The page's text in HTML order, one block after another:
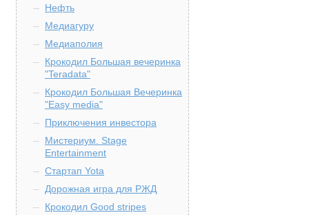
Нефть
Медиагуру
Медиаполия
Крокодил Большая вечеринка
"Teradata"
Крокодил Большая Вечеринка
"Easy media"
Приключения инвестора
Мистериум. Stage
Entertainment
Стартап Yota
Дорожная игра для РЖД
Крокодил Good stripes